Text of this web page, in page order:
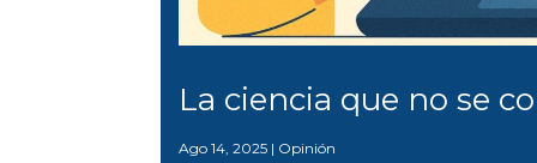
La ciencia que no se
Ago 14, 2025 | Opinión